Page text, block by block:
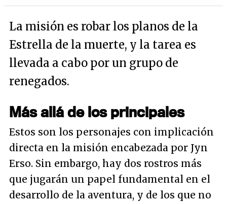
La misión es robar los planos de la
Estrella de la muerte, y la tarea es
llevada a cabo por un grupo de
renegados.
Más allá de los principales
Estos son los personajes con implicación
directa en la misión encabezada por Jyn
Erso. Sin embargo, hay dos rostros más
que jugarán un papel fundamental en el
desarrollo de la aventura, y de los que no